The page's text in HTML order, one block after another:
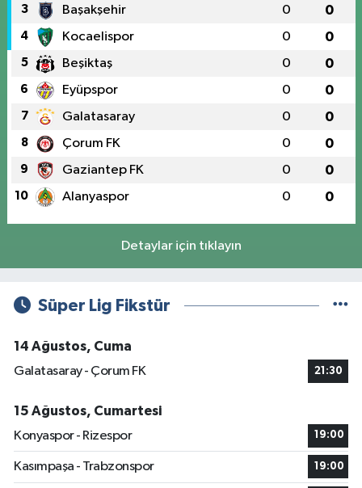
3 Başakşehir 0 0
4 Kocaelispor 0 0
5 Beşiktaş 0 0
6 Eyüpspor 0 0
7 Galatasaray 0 0
8 Çorum FK 0 0
9 Gaziantep FK 0 0
10 Alanyaspor 0 0
Detaylar için tıklayın
Süper Lig Fikstür
14 Ağustos, Cuma
Galatasaray - Çorum FK
21:30
15 Ağustos, Cumartesi
Konyaspor - Rizespor
19:00
Kasımpaşa - Trabzonspor 19:00